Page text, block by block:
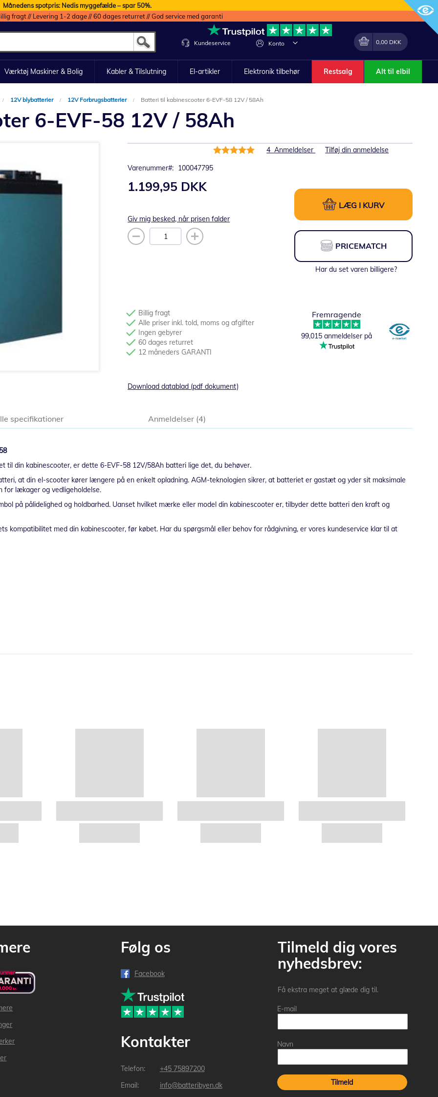
Månedens spotpris: Nedis myggefælde – spar 50%.
fragt // Levering 1-2 dage // 60 dages returret // God service med garanti
Konto
Lave
Min indkøbskurv
0,00 DKK
Kundeservice
Værktøj Maskiner & Bolig Kabler & Tilslutning El-artikler Elektronik tilbehør Restsalg Alt til elbil
12V blybatterier 12V Forbrugsbatterier Batteri til kabinescooter 6-EVF-58 12V / 58Ah
6-EVF-58 12V / 58Ah
Varenummer 100047795
Bedømmelse:
4Anmeldelser Tilføj din anmeldelse
1.199,95 DKK
Giv mig besked, når prisen falder
LÆG I KURV
PRICEMATCH
Har du set varen billigere?
Billig fragt
Alle priser inkl. told, moms og afgifter
Ingen gebyrer
60 dages returret
12 måneders GARANTI
Fremragende
99,015 anmeldelser på
Download datablad (pdf dokument)
din kabinescooter, er dette 6-EVF-58 12V/58Ah batteri lige det, du behøver.
at din el-scooter kører længere på en enkelt opladning. AGM-teknologien sikrer, at batteriet er gastæt og yder sit maksimale
for lækager og vedligeholdelse.
på pålidelighed og holdbarhed. Uanset hvilket mærke eller model din kabinescooter er, tilbyder dette batteri den kraft og
kompatibilitet med din kabinescooter, før købet. Har du spørgsmål eller behov for rådgivning, er vores kundeservice klar til at
specifikationer Anmeldelser 4
Følg os
Facebook
Kontakter
+45 75897200
info@batteribyen.dk
Tilmeld dig vores
nyhedsbrev:
Få ekstra meget at glæde dig til.
E-mail
Navn
Tilmeld